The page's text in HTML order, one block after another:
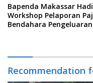
Bapenda Makassar
Workshop Pelaporan
Bendahara Pengeluaran
Recommendation